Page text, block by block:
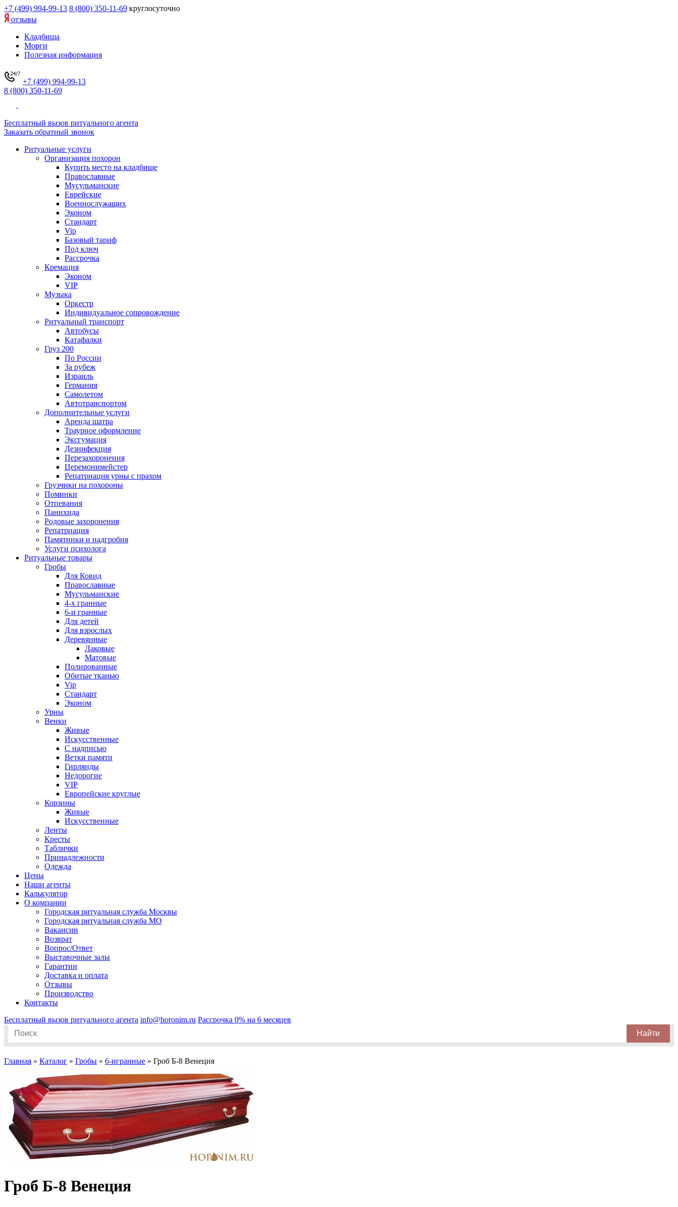
+7 (499) 994-99-13 8 (800) 350-11-69 круглосуточно
отзывы
Кладбища
Морги
Полезная информация
+7 (499) 994-99-13
8 (800) 350-11-69
Бесплатный вызов ритуального агента
Заказать обратный звонок
Ритуальные услуги
Организация похорон
Купить место на кладбище
Православные
Мусульманские
Еврейские
Военнослужащих
Эконом
Стандарт
Vip
Базовый тариф
Под ключ
Рассрочка
Кремация
Эконом
VIP
Музыка
Оркестр
Индивидуальное сопровождение
Ритуальный транспорт
Автобусы
Катафалки
Груз 200
По России
За рубеж
Израиль
Германия
Самолетом
Автотранспортом
Дополнительные услуги
Аренда шатра
Траурное оформление
Эксгумация
Дезинфекция
Перезахоронения
Церемонимейстер
Репатриация урны с прахом
Грузчики на похороны
Поминки
Отпевания
Панихида
Родовые захоронения
Репатриация
Памятники и надгробия
Услуги психолога
Ритуальные товары
Гробы
Для Ковид
Православные
Мусульманские
4-х гранные
6-и гранные
Для детей
Для взрослых
Деревянные
Лаковые
Матовые
Полированные
Обитые тканью
Vip
Стандарт
Эконом
Урны
Венки
Живые
Искусственные
С надписью
Ветки памяти
Гирлянды
Недорогие
VIP
Европейские круглые
Корзины
Живые
Искусственные
Ленты
Кресты
Таблички
Принадлежности
Одежда
Цены
Наши агенты
Калькулятор
О компании
Городская ритуальная служба Москвы
Городская ритуальная служба МО
Вакансии
Возврат
Вопрос/Ответ
Выставочные залы
Гарантии
Доставка и оплата
Отзывы
Производство
Контакты
Бесплатный вызов ритуального агента info@horonim.ru Рассрочка 0% на 6 месяцев
for:
Главная » Каталог » Гробы » 6-игранные » Гроб Б-8 Венеция
Гроб Б-8 Венеция